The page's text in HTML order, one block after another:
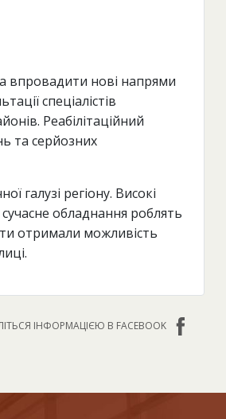
впровадити нові напрями
спеціалістів
Реабілітаційний
та серйозних
галузі регіону. Високі
обладнання роблять
отримали можливість
ІНФОРМАЦІЄЮ В FACEBOOK